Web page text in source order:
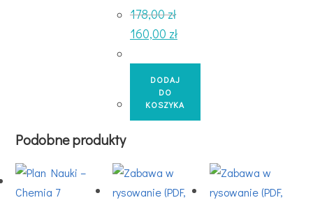
178,00zł
160,00 zł
DODAJ
DO
KOSZYKA
Podobne produkty